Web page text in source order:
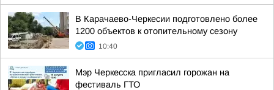
В Карачаево-Черкесии подготовлено более
1200 объектов к отопительному сезону
10:40
Мэр Черкесска пригласил горожан на
фестиваль ГТО